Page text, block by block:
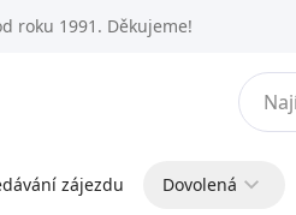
roku 1991. Děkujeme!
zájezdu Dovolená